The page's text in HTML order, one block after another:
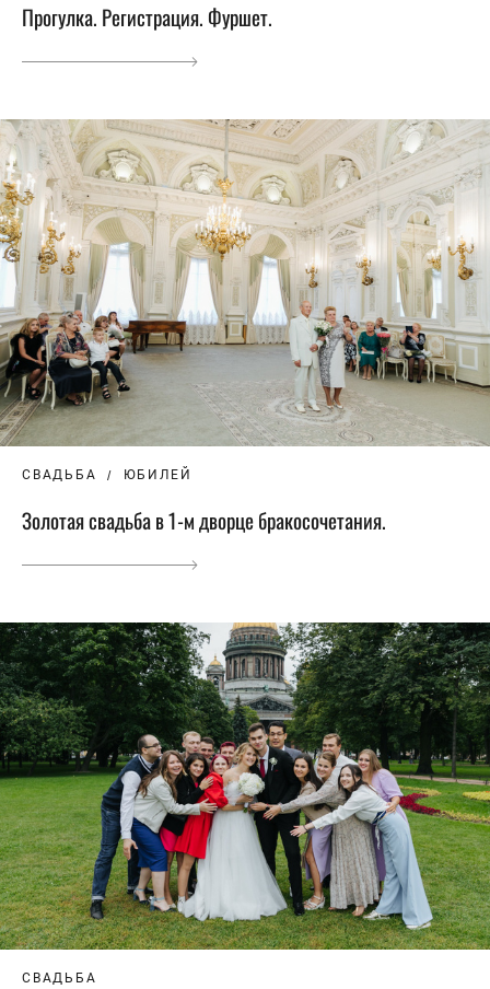
Прогулка. Регистрация. Фуршет.
СВАДЬБА ЮБИЛЕЙ
Золотая свадьба в 1-м дворце бракосочетания.
СВАДЬБА